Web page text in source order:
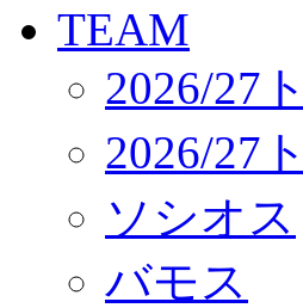
応援プロジェクト
TEAM
2026/27
2026/27
ソシオス
バモス